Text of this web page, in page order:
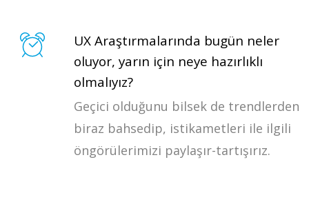
UX Araştırmalarında bugün neler
oluyor, yarın için neye hazırlıklı
olmalıyız?
Geçici olduğunu bilsek de trendlerden
biraz bahsedip, istikametleri ile ilgili
öngörülerimizi paylaşır-tartışırız.